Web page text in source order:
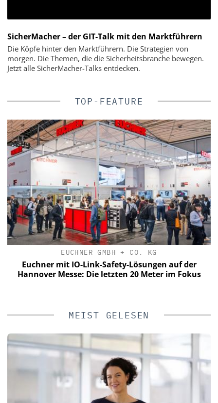
SicherMacher – der GIT-Talk mit den Marktführern
Die Köpfe hinter den Marktführern. Die Strategien von
morgen. Die Themen, die die Sicherheitsbranche bewegen.
Jetzt alle SicherMacher-Talks entdecken.
TOP-FEATURE
EUCHNER GMBH + CO. KG
Euchner mit IO-Link-Safety-Lösungen auf der
Hannover Messe: Die letzten 20 Meter im Fokus
MEIST GELESEN